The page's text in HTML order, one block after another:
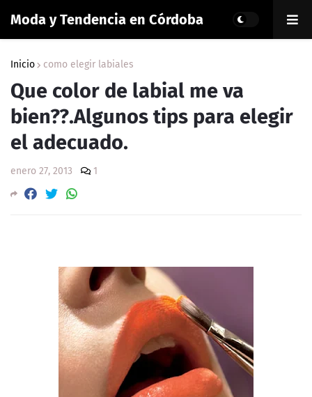
Moda y Tendencia en Córdoba
Inicio como elegir labiales
Que color de labial me va
bien??.Algunos tips para elegir
el adecuado.
enero 27, 2013 1